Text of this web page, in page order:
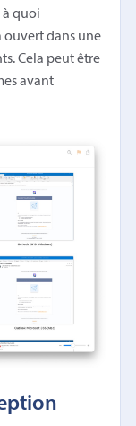
à quoi
ouvert dans une
Cela peut être
avant